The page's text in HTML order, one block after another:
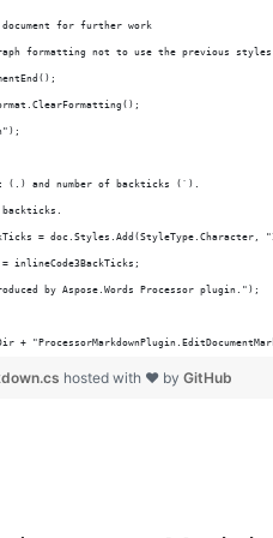
+
hosted with ❤ by GitHub